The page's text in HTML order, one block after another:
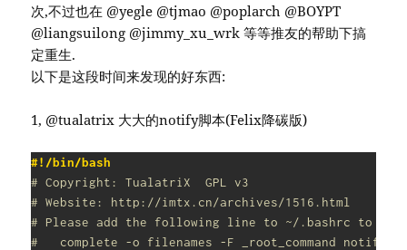
次,不过也在 @yegle @tjmao @poplarch @BOYPT
@liangsuilong @jimmy_xu_wrk 等等推友的帮助下搞
定重生.
以下是这段时间来发现的好东西:
1, @tualatrix 大大的notify脚本(Felix降碳版)
#!/bin/bash
# Copyright: TualatriX  GPL v3
# Website: http://imtx.cn/archives/1516.html
# Please add the following line to ~/.bashrc to
# 	complete -o filenames -F _root_command notify